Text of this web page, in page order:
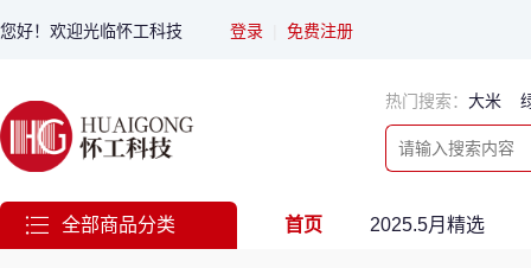
您好！欢迎光临怀工科技 登录 免费注册
热门搜索： 大米
全部商品分类 首页 2025.5月精选